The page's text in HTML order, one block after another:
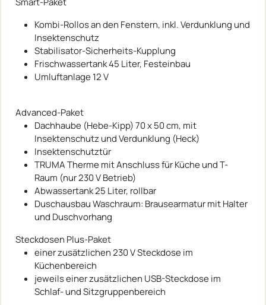
Kombi-Rollos an den Fenstern, inkl. Verdunklung und
Insektenschutz
Stabilisator-Sicherheits-Kupplung
Frischwassertank 45 Liter, Festeinbau
Umluftanlage 12 V
Advanced-Paket
Dachhaube (Hebe-Kipp) 70 x 50 cm, mit
Insektenschutz und Verdunklung (Heck)
Insektenschutztür
TRUMA Therme mit Anschluss für Küche und T-
Raum (nur 230 V Betrieb)
Abwassertank 25 Liter, rollbar
Duschausbau Waschraum: Brausearmatur mit Halter
und Duschvorhang
Steckdosen Plus-Paket
einer zusätzlichen 230 V Steckdose im
Küchenbereich
jeweils einer zusätzlichen USB-Steckdose im
Schlaf- und Sitzgruppenbereich